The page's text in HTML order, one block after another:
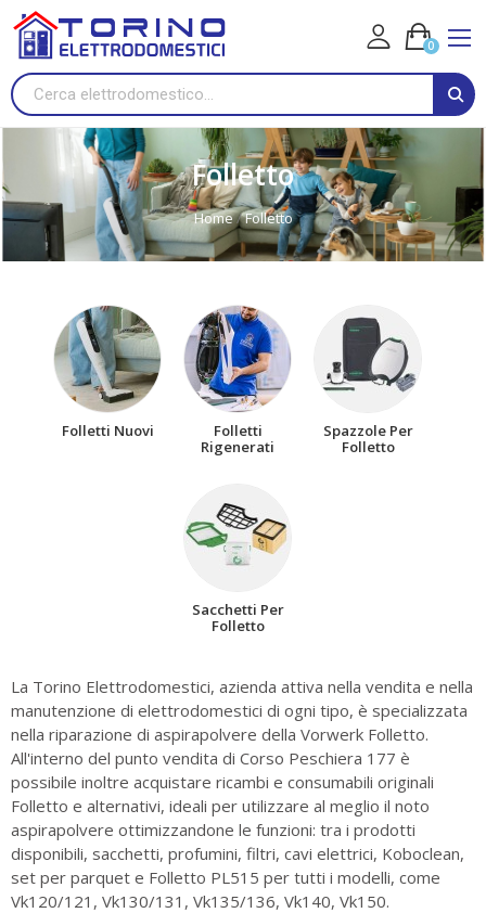
0
Folletto
Home Folletto
Folletti Nuovi
Folletti
Rigenerati
Spazzole Per
Folletto
Sacchetti Per
Folletto
La Torino Elettrodomestici, azienda attiva nella vendita e nella
manutenzione di elettrodomestici di ogni tipo, è specializzata
nella riparazione di aspirapolvere della Vorwerk Folletto.
All'interno del punto vendita di Corso Peschiera 177 è
possibile inoltre acquistare ricambi e consumabili originali
Folletto e alternativi, ideali per utilizzare al meglio il noto
aspirapolvere ottimizzandone le funzioni: tra i prodotti
disponibili, sacchetti, profumini, filtri, cavi elettrici, Koboclean,
set per parquet e Folletto PL515 per tutti i modelli, come
Vk120/121, Vk130/131, Vk135/136, Vk140, Vk150.